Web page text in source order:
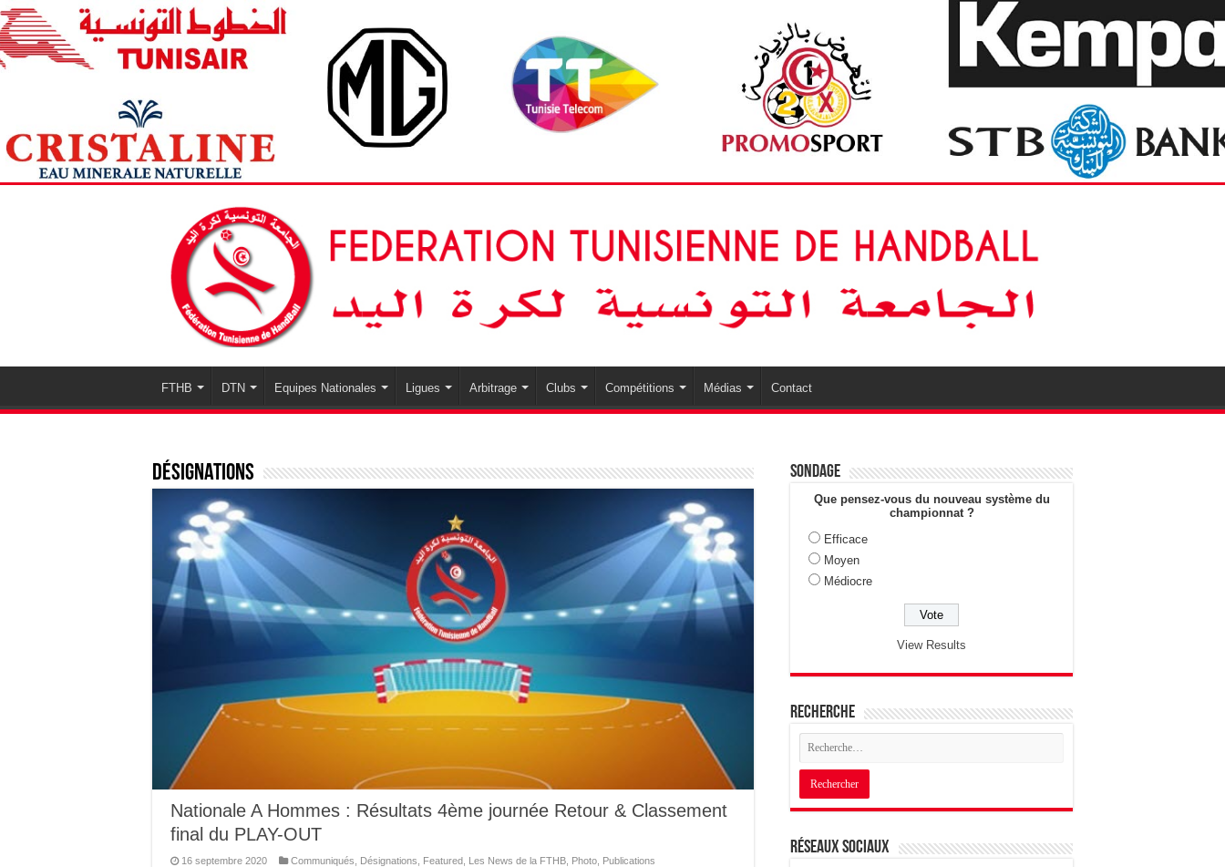
FTHB DTN Equipes Nationales Ligues Arbitrage Clubs Compétitions Médias Contact
Désignations
Nationale A Hommes : Résultats 4ème journée Retour & Classement
final du PLAY-OUT
16 septembre 2020 Communiqués Désignations Featured Les News de la FTHB Photo Publications
Sondage
Que pensez-vous du nouveau système du
championnat ?
Efficace
Moyen
Médiocre
View Results
Recherche
Réseaux sociaux